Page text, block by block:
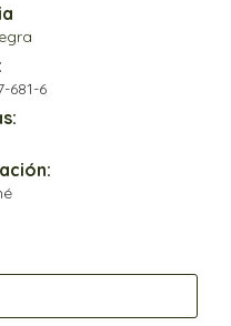
681-6